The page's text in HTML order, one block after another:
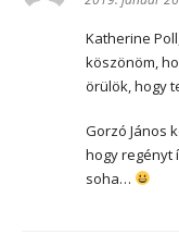
Katherine
köszönöm,
örülök, hogy
Gorzó János
hogy regényt
soha…